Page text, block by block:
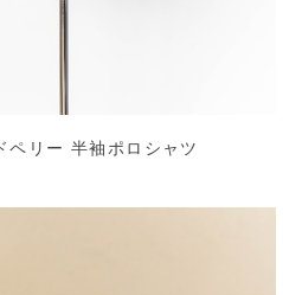
リー 半袖ポロシャツ